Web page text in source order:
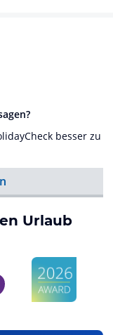
besser zu
Urlaub